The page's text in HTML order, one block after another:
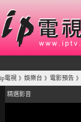
ip電視 》 娛樂台 》 電影預告 》
精選影音